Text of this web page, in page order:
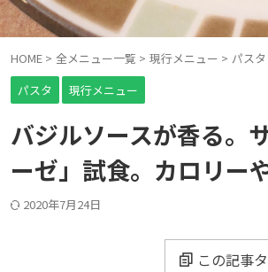
HOME > 全メニュー一覧 > 現行メニュー > パスタ
パスタ
現行メニュー
バジルソースが香る。
ーゼ」試食。カロリー
2020年7月24日
この記事